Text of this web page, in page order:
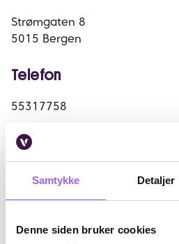
Samtykke Detaljer
Denne siden bruker cookies
Strømgaten 8
5015 Bergen
Telefon
55317758
E-postadresse
bergenstorsenter.1610@Vita.no
Vanlige åpningstider